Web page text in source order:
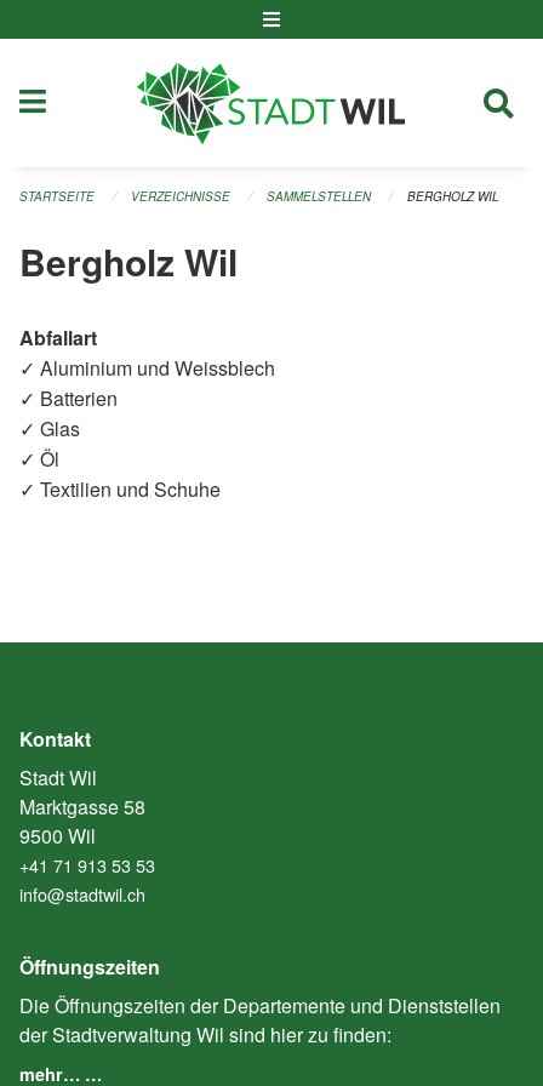
STARTSEITE VERZEICHNISSE SAMMELSTELLEN BERGHOLZ WIL
Bergholz Wil
Abfallart
✓ Aluminium und Weissblech
✓ Batterien
✓ Glas
✓ Öl
✓ Textilien und Schuhe
Kontakt
Stadt Wil
Marktgasse 58
9500 Wil
+41 71 913 53 53
info@stadtwil.ch
Öffnungszeiten
Die Öffnungszeiten der Departemente und Dienststellen
der Stadtverwaltung Wil sind hier zu finden:
mehr… …